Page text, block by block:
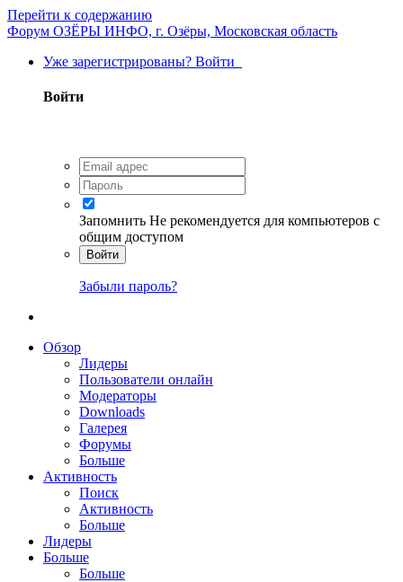
Перейти к содержанию
Форум ОЗЁРЫ ИНФО, г. Озёры, Московская область
Уже зарегистрированы? Войти
Войти
Запомнить Не рекомендуется для компьютеров с
общим доступом
Войти
Забыли пароль?
Обзор
Лидеры
Пользователи онлайн
Модераторы
Downloads
Галерея
Форумы
Больше
Активность
Поиск
Активность
Больше
Лидеры
Больше
Больше